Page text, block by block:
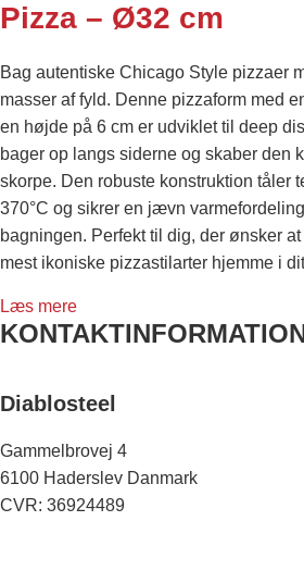
Pizza – Ø32 cm
Bag autentiske Chicago Style pizzaer
masser af fyld. Denne pizzaform med
en højde på 6 cm er udviklet til deep
bager op langs siderne og skaber den
skorpe. Den robuste konstruktion tåler
370°C og sikrer en jævn
bagningen. Perfekt til dig, der ønsker
mest ikoniske pizzastilarter hjemme i
Læs mere
Diablosteel
Gammelbrovej 4
6100 Haderslev Danmark
CVR: 36924489